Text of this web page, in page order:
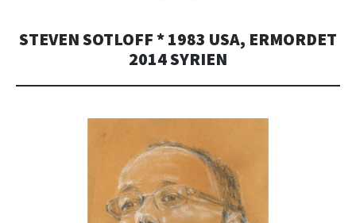
STEVEN SOTLOFF * 1983 USA, ERMORDET
2014 SYRIEN